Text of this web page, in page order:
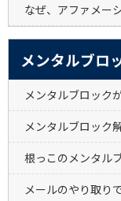
なぜ、アファメー
メンタルブロ
メンタルブロック
メンタルブロッ
根っこのメンタル
メールのやり取り